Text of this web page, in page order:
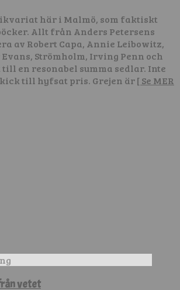
här i Malmö, som faktiskt
Allt från Anders Petersens
av Robert Capa, Annie Leibowitz,
Strömholm, Irving Penn och
en resonabel summa sedlar. Inte
till hyfsat pris. Grejen är[ Se MER
vetet